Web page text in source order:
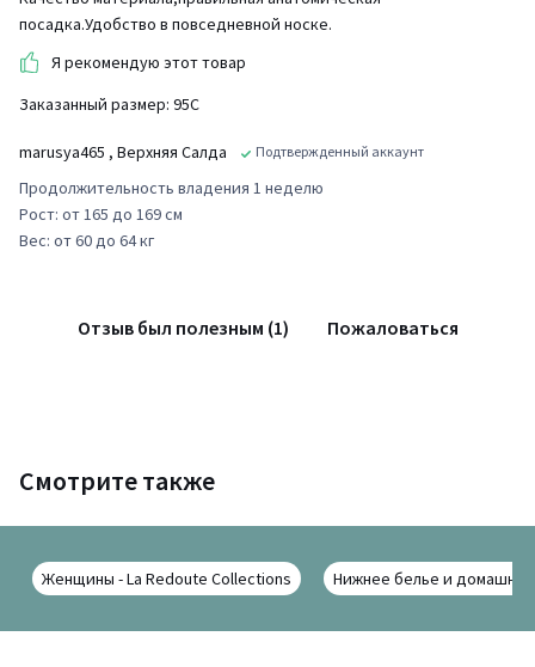
посадка.Удобство в повседневной носке.
Я рекомендую этот товар
Заказанный размер: 95С
marusya465 , Верхняя Салда Подтвержденный аккаунт
Продолжительность владения 1 неделю
Рост: от 165 до 169 см
Вес: от 60 до 64 кг
Отзыв был полезным (1) Пожаловаться
Смотрите также
Женщины - La Redoute Collections Нижнее белье и